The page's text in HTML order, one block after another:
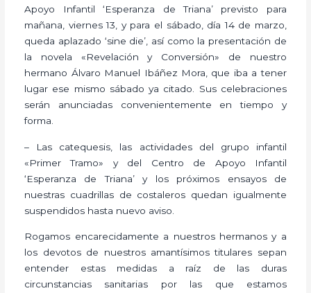
Apoyo Infantil ‘Esperanza de Triana’ previsto para
mañana, viernes 13, y para el sábado, día 14 de marzo,
queda aplazado ‘sine die’, así como la presentación de
la novela «Revelación y Conversión» de nuestro
hermano Álvaro Manuel Ibáñez Mora, que iba a tener
lugar ese mismo sábado ya citado. Sus celebraciones
serán anunciadas convenientemente en tiempo y
forma.
– Las catequesis, las actividades del grupo infantil
«Primer Tramo» y del Centro de Apoyo Infantil
‘Esperanza de Triana’ y los próximos ensayos de
nuestras cuadrillas de costaleros quedan igualmente
suspendidos hasta nuevo aviso.
Rogamos encarecidamente a nuestros hermanos y a
los devotos de nuestros amantísimos titulares sepan
entender estas medidas a raíz de las duras
circunstancias sanitarias por las que estamos